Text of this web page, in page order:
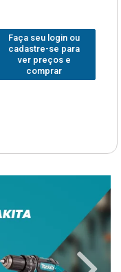
Faça seu login ou
cadastre-se para
ver preços e
comprar